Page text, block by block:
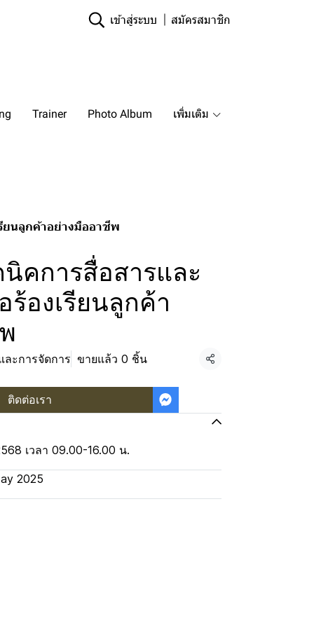
เข้าสู่ระบบ สมัครสมาชิก
Trainer Photo Album เพิ่มเติม
ยนลูกค้าอย่างมืออาชีพ
คการสื่อสารและ
ร้องเรียนลูกค้า
ะการจัดการ ขายแล้ว 0 ชิ้น แชร์
ติดต่อเรา
เวลา 09.00-16.00 น.
2025